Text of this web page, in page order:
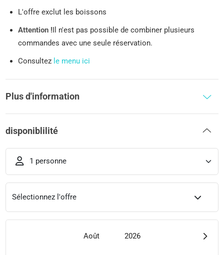
L'offre exclut les boissons
Attention !Il n'est pas possible de combiner plusieurs
commandes avec une seule réservation.
Consultez le menu ici
Plus d'information
disponiblilité
1 personne
Sélectionnez l'offre
Août 2026